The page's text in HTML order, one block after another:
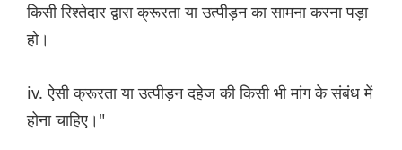
किसी रिश्तेदार द्वारा क्रूरता या उत्पीड़न का सामना करना पड़ा
हो।
iv. ऐसी क्रूरता या उत्पीड़न दहेज की किसी भी मांग के संबंध में
होना चाहिए।"